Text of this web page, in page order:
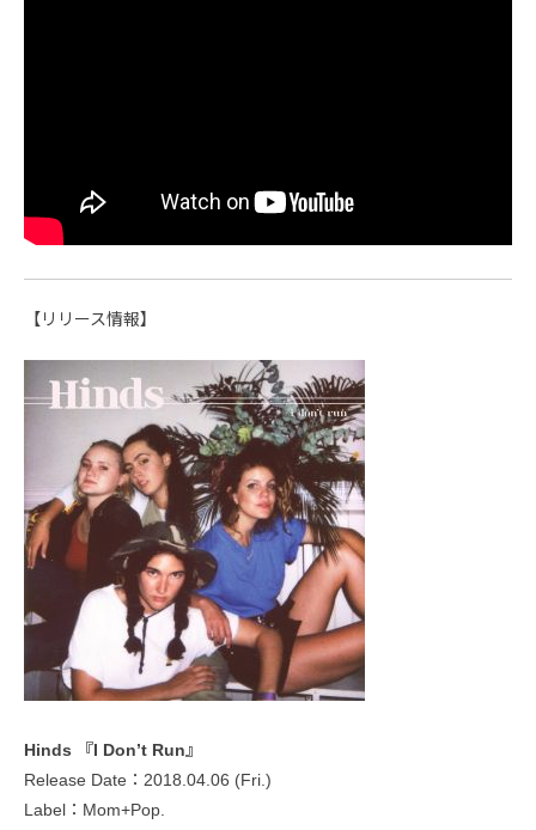
【リリース情報】
Hinds 『I Don’t Run』
Release Date：2018.04.06 (Fri.)
Label：Mom+Pop.